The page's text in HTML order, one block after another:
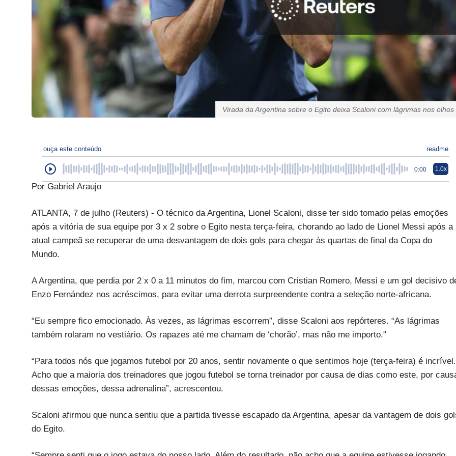
Virada da Argentina sobre o Egito deixa Scaloni com lágrimas nos olhos
ouça este conteúdo readme
0:00 1.0x
Por Gabriel Araujo
ATLANTA, 7 de julho (Reuters) - O técnico da Argentina, Lionel Scaloni, disse ter sido tomado pelas emoções
após a vitória de sua equipe por 3 x 2 sobre o Egito nesta terça-feira, chorando ao lado de Lionel Messi após a
atual campeã se recuperar de uma desvantagem de dois gols para chegar às quartas de final da Copa do
Mundo.
A Argentina, que perdia por 2 x 0 a 11 minutos do fim, marcou com Cristian Romero, Messi e um gol decisivo
Enzo Fernández nos acréscimos, para evitar uma derrota surpreendente contra a seleção norte-africana.
“Eu sempre fico emocionado. Às vezes, as lágrimas escorrem”, disse Scaloni aos repórteres. “As lágrimas
também rolaram no vestiário. Os rapazes até me chamam de ‘chorão’, mas não me importo."
“Para todos nós que jogamos futebol por 20 anos, sentir novamente o que sentimos hoje (terça-feira) é incrível.
Acho que a maioria dos treinadores que jogou futebol se torna treinador por causa de dias como este, por
dessas emoções, dessa adrenalina”, acrescentou.
Scaloni afirmou que nunca sentiu que a partida tivesse escapado da Argentina, apesar da vantagem de dois
do Egito.